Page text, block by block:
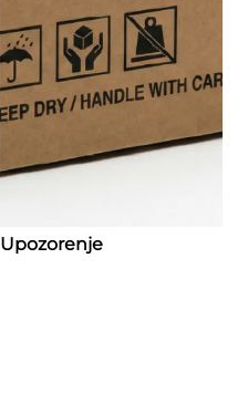
Upozorenje